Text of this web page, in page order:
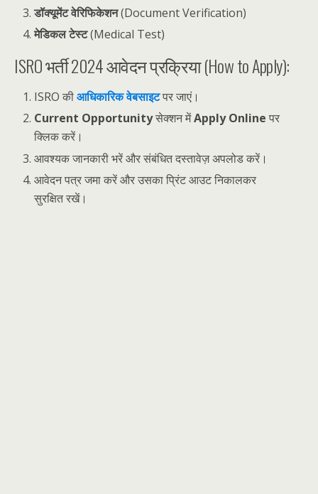
डॉक्यूमेंट वेरिफिकेशन(Document Verification)
मेडिकल टेस्ट(Medical Test)
ISRO भर्ती 2024 आवेदन प्रक्रिया (How to Apply):
ISRO कीआधिकारिक वेबसाइटपर जाएं।
Current Opportunityसेक्शन मेंApply Online पर
क्लिक करें।
आवश्यक जानकारी भरें और संबंधित दस्तावेज़ अपलोड करें।
आवेदन पत्र जमा करें और उसका प्रिंट आउट निकालकर
सुरक्षित रखें।